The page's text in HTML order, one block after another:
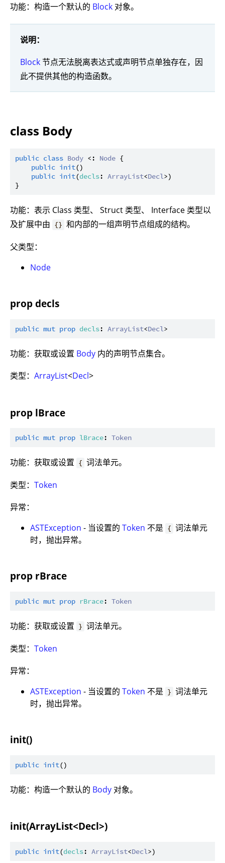
功能：构造一个默认的 Block 对象。
说明：
Block节点无法脱离表达式或声明节点单独存在，因
此不提供其他的构造函数。
class Body
public class Body <: Node {
public init()
public init(decls: ArrayList<Decl>)
功能：表示 Class 类型、 Struct 类型、 Interface 类型以
及扩展中由 {} 和内部的一组声明节点组成的结构。
父类型：
Node
prop decls
public mut prop decls: ArrayList<Decl
功能：获取或设置 Body 内的声明节点集合。
类型： ArrayList<Decl>
prop lBrace
public mut prop lBrace: Token
功能：获取或设置 { 词法单元。
类型： Token
异常：
ASTException - 当设置的 Token 不是 { 词法单元
时，抛出异常。
prop rBrace
public mut prop rBrace: Token
功能：获取或设置 } 词法单元。
类型： Token
异常：
ASTException - 当设置的 Token 不是 } 词法单元
时，抛出异常。
init()
public init
功能：构造一个默认的 Body 对象。
init(ArrayList<Decl>)
public init(decls: ArrayList<Decl